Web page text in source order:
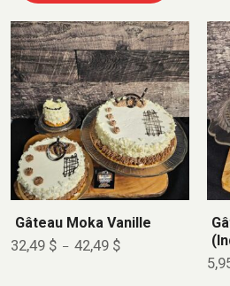
Gâteau Moka Vanille
32,49 $ – 42,49 $